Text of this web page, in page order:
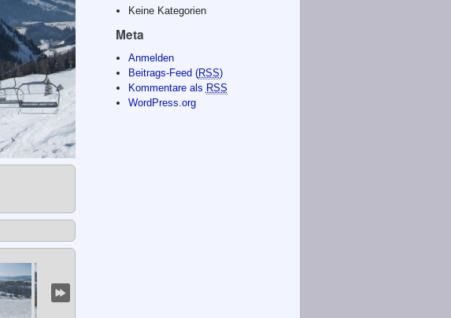
Keine Kategorien
Meta
Anmelden
Beitrags-Feed (RSS)
Kommentare als RSS
WordPress.org